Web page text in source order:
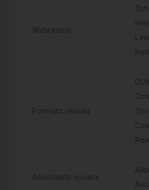
Webradios
Formats réseau
Assistants vocaux